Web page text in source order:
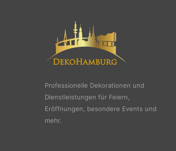
Professionelle Dekorationen und
Dienstleistungen für Feiern,
Eröffnungen, besondere Events und
mehr.